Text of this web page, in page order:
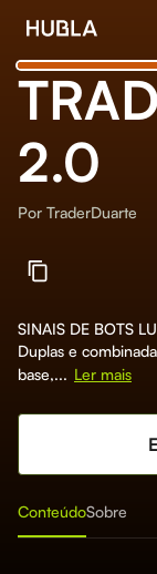
2.0
Por TraderDuarte
SINAIS DE BOTS
Duplas e
base,... Ler mais
ConteúdoSobre